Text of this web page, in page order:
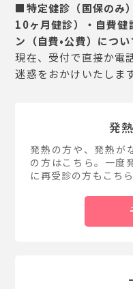
■特定健診（国保のみ
10ヶ月健診）・自費健
ン（自費•公費）につい
現在、受付で直接か電
迷惑をおかけいたします
発
発熱の方や、発熱が
の方はこちら。一度
に再受診の方もこちら